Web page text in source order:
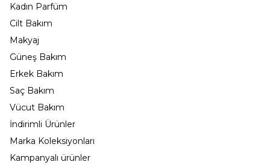
Kadın Parfüm
Cilt Bakım
Makyaj
Güneş Bakım
Erkek Bakım
Saç Bakım
Vücut Bakım
İndirimli Ürünler
Marka Koleksiyonları
Kampanyalı ürünler